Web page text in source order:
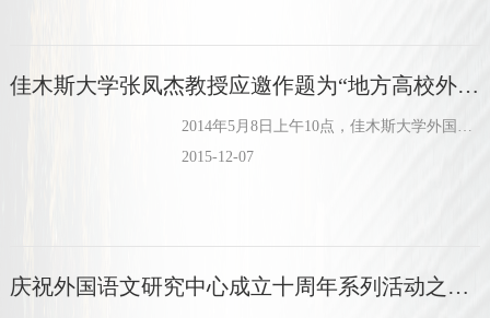
佳木斯大学张凤杰教授应邀作题为“地方高校外语专业人才培养模式改革研究”的学术报告
2014年5月8日上午10点，佳木斯大学外国语学院院长张凤杰教授应邀在博文楼六楼学术报告厅做题为“地方高校外语专业人才培养模式改革研究”的学术报告。
2015-12-07
庆祝外国语文研究中心成立十周年系列活动之一——李亚舒教授来中心举办讲座